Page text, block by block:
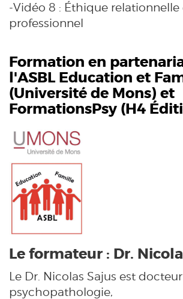
-Vidéo 8 : Éthique
professionnel
Formation en
l'ASBL Education et
(Université de Mons) et
FormationsPsy (H4
Le formateur : Dr.
Le Dr. Nicolas Sajus est
psychopathologie,